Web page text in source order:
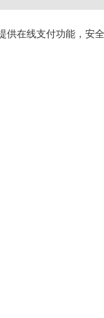
供在线支付功能，安